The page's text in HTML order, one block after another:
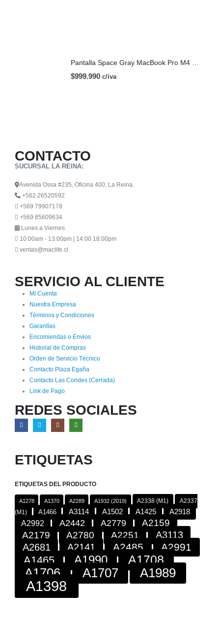
$999.990 c/iva
CONTACTO
SUCURSAL LA REINA:
Avenida Ossa #235, Oficina 400, La Reina.
+562 26520592
+569 79907178
+569 85609634
Lunes a Viernes
10:00am - 13:00pm | 14:00 18:00pm
ventas@maclife.cl
SERVICIO AL CLIENTE
Mi Cuenta
Nuestra Empresa
Términos y Condiciones
Garantías
Encomiendas o Envios
Historial de Compras
Orden de Servicio Técnico
Contacto Plaza Egaña
Contacto Las Condes (Cerrada)
Link de Pago
REDES SOCIALES
ETIQUETAS
ETIQUETAS DEL PRODUCTO
A1278 A1370 A2289 A1932 (2019) A2338 (M1)
A2337
(M1)
A1466 A3114 A1502 A1425 A2918
A2992 A2442 A2779
A2159
A2179
A2780 A2251
A3113
A2681
A2141 A2485 A2991
A1465 A1990
A1708
A1706
A1707 A1989
A1398